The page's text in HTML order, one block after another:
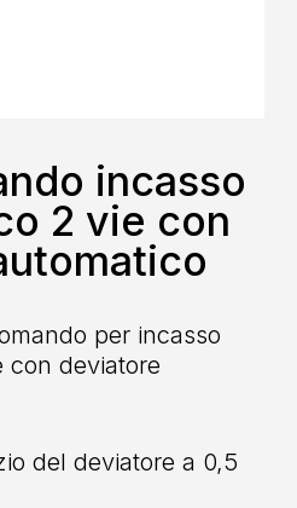
incasso
2 vie con
per incasso
con deviatore
del deviatore a 0,5